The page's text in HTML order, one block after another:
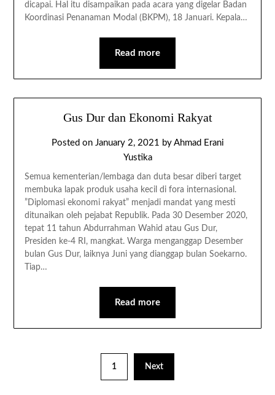
dicapai. Hal itu disampaikan pada acara yang digelar Badan
Koordinasi Penanaman Modal (BKPM), 18 Januari. Kepala…
Read more
Gus Dur dan Ekonomi Rakyat
Posted on January 2, 2021 by Ahmad Erani
Yustika
Semua kementerian/lembaga dan duta besar diberi target
membuka lapak produk usaha kecil di fora internasional.
”Diplomasi ekonomi rakyat” menjadi mandat yang mesti
ditunaikan oleh pejabat Republik. Pada 30 Desember 2020,
tepat 11 tahun Abdurrahman Wahid atau Gus Dur,
Presiden ke-4 RI, mangkat. Warga menganggap Desember
bulan Gus Dur, laiknya Juni yang dianggap bulan Soekarno.
Tiap…
Read more
1 Next